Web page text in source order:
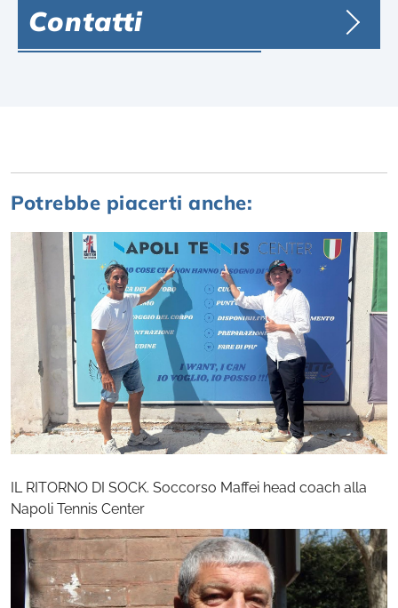
Contatti
Potrebbe piacerti anche:
IL RITORNO DI SOCK. Soccorso Maffei head coach alla
Napoli Tennis Center